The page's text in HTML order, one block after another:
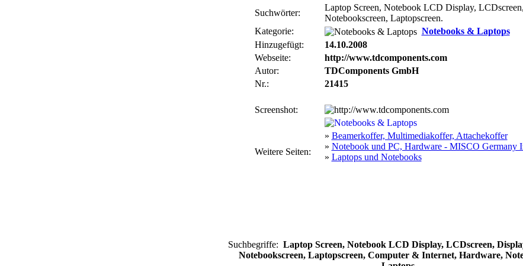
Suchwörter:
Laptop Screen, Notebook LCD Display,
Notebookscreen, Laptopscreen.
Kategorie:
Notebooks & Laptops
Hinzugefügt:
14.10.2008
Webseite:
http://www.tdcomponents.com
Autor:
TDComponents GmbH
Nr.:
21415
Screenshot:
Weitere Seiten:
» Beamerkoffer, Multimediakoffer, Attachekoffer
» Notebook und PC, Hardware - MISCO Germany
» Laptops und Notebooks
Suchbegriffe: Laptop Screen, Notebook LCD Display, LCDscreen,
Notebookscreen, Laptopscreen, Computer & Internet, Hardware,